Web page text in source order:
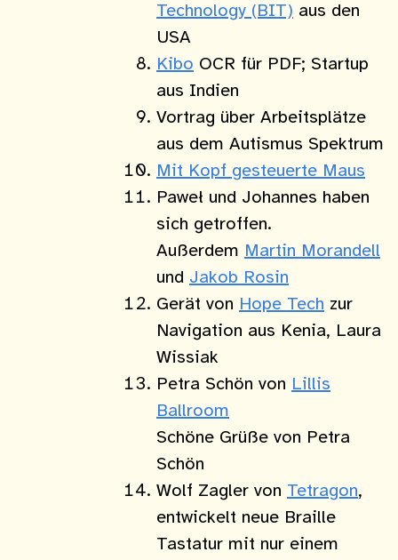
Technology (BIT) aus den
USA
Kibo OCR für PDF; Startup
aus Indien
Vortrag über Arbeitsplätze
aus dem Autismus Spektrum
Mit Kopf gesteuerte Maus
Paweł und Johannes haben
sich getroffen.
Außerdem Martin Morandell
und Jakob Rosin
Gerät von Hope Tech zur
Navigation aus Kenia, Laura
Wissiak
Petra Schön von Lillis
Ballroom
Schöne Grüße von Petra
Schön
Wolf Zagler von Tetragon,
entwickelt neue Braille
Tastatur mit nur einem